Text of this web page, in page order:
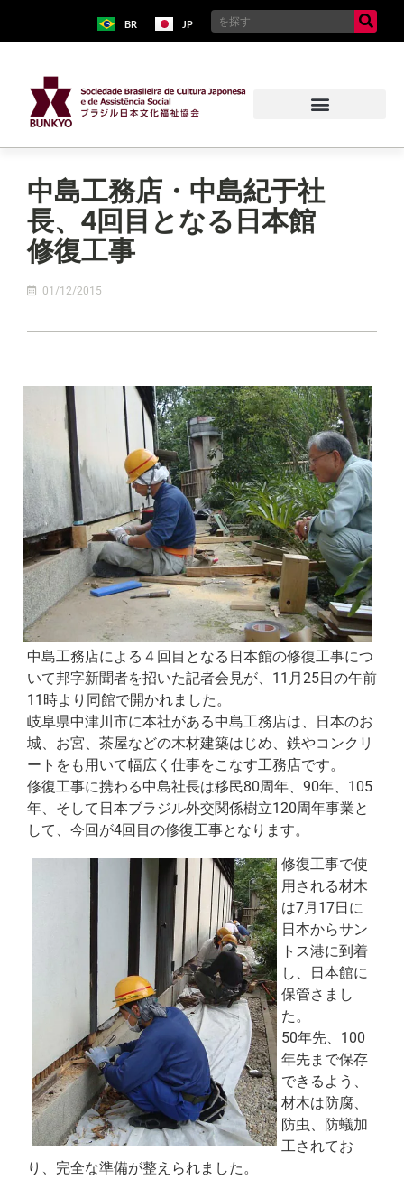
BR JP
中島工務店・中島紀于社
長、4回目となる日本館
修復工事
01/12/2015
中島工務店による４回目となる日本館の修復工事につ
いて邦字新聞者を招いた記者会見が、11月25日の午前
11時より同館で開かれました。
岐阜県中津川市に本社がある中島工務店は、日本のお
城、お宮、茶屋などの木材建築はじめ、鉄やコンクリ
ートをも用いて幅広く仕事をこなす工務店です。
修復工事に携わる中島社長は移民80周年、90年、105
年、そして日本ブラジル外交関係樹立120周年事業と
して、今回が4回目の修復工事となります。
修復工事で使
用される材木
は7月17日に
日本からサン
トス港に到着
し、日本館に
保管さまし
た。
50年先、100
年先まで保存
できるよう、
材木は防腐、
防虫、防蟻加
工されてお
り、完全な準備が整えられました。